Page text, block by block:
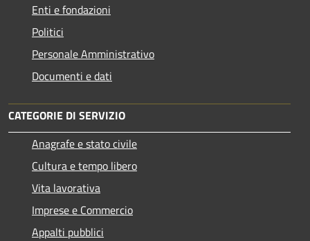
Enti e fondazioni
Politici
Personale Amministrativo
Documenti e dati
CATEGORIE DI SERVIZIO
Anagrafe e stato civile
Cultura e tempo libero
Vita lavorativa
Imprese e Commercio
Appalti pubblici